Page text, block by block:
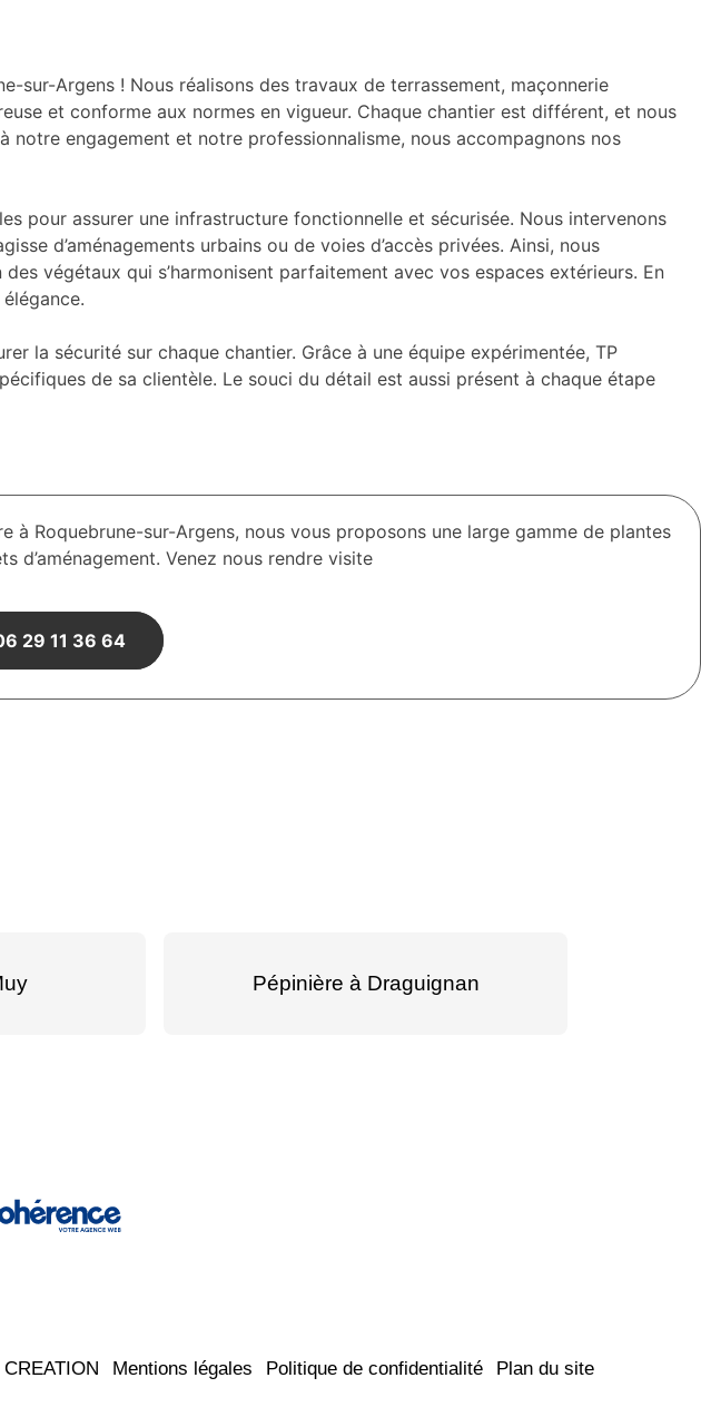
sur-Argens ! Nous réalisons des travaux de terrassement, maçonnerie
et conforme aux normes en vigueur. Chaque chantier est différent, et nous
engagement et notre professionnalisme, nous accompagnons nos
pour assurer une infrastructure fonctionnelle et sécurisée. Nous intervenons
d’aménagements urbains ou de voies d’accès privées. Ainsi, nous
végétaux qui s’harmonisent parfaitement avec vos espaces extérieurs. En
la sécurité sur chaque chantier. Grâce à une équipe expérimentée, TP
de sa clientèle. Le souci du détail est aussi présent à chaque étape
à Roquebrune-sur-Argens, nous vous proposons une large gamme de plantes
d’aménagement. Venez nous rendre visite
29 11 36 64
Pépinière à Draguignan
CREATION Mentions légales Politique de confidentialité Plan du site